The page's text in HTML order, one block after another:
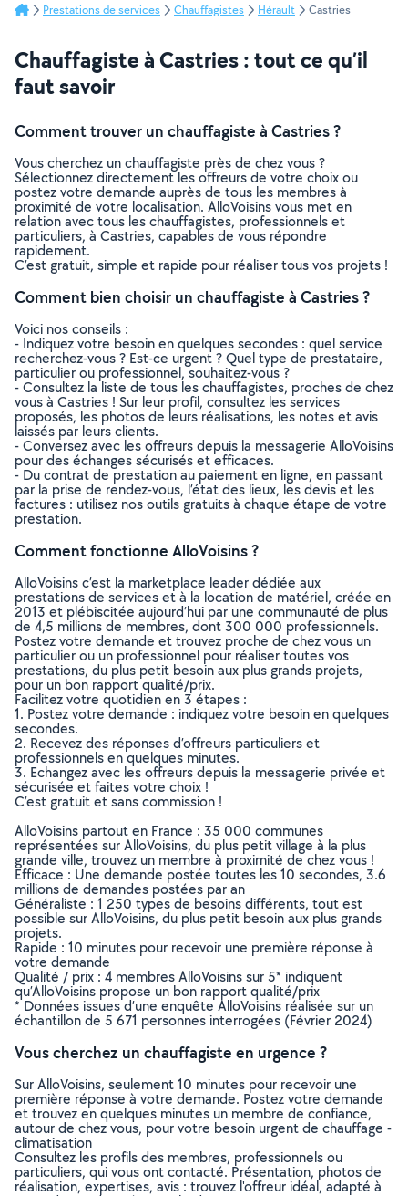
Prestations de services Chauffagistes Hérault Castries
Chauffagiste à Castries : tout ce qu’il
faut savoir
Comment trouver un chauffagiste à Castries ?
Vous cherchez un chauffagiste près de chez vous ?
Sélectionnez directement les offreurs de votre choix ou
postez votre demande auprès de tous les membres à
proximité de votre localisation. AlloVoisins vous met en
relation avec tous les chauffagistes, professionnels et
particuliers, à Castries, capables de vous répondre
rapidement.
C’est gratuit, simple et rapide pour réaliser tous vos projets !
Comment bien choisir un chauffagiste à Castries ?
Voici nos conseils :
- Indiquez votre besoin en quelques secondes : quel service
recherchez-vous ? Est-ce urgent ? Quel type de prestataire,
particulier ou professionnel, souhaitez-vous ?
- Consultez la liste de tous les chauffagistes, proches de chez
vous à Castries ! Sur leur profil, consultez les services
proposés, les photos de leurs réalisations, les notes et avis
laissés par leurs clients.
- Conversez avec les offreurs depuis la messagerie AlloVoisins
pour des échanges sécurisés et efficaces.
- Du contrat de prestation au paiement en ligne, en passant
par la prise de rendez-vous, l’état des lieux, les devis et les
factures : utilisez nos outils gratuits à chaque étape de votre
prestation.
Comment fonctionne AlloVoisins ?
AlloVoisins c’est la marketplace leader dédiée aux
prestations de services et à la location de matériel, créée en
2013 et plébiscitée aujourd’hui par une communauté de plus
de 4,5 millions de membres, dont 300 000 professionnels.
Postez votre demande et trouvez proche de chez vous un
particulier ou un professionnel pour réaliser toutes vos
prestations, du plus petit besoin aux plus grands projets,
pour un bon rapport qualité/prix.
Facilitez votre quotidien en 3 étapes :
1. Postez votre demande : indiquez votre besoin en quelques
secondes.
2. Recevez des réponses d’offreurs particuliers et
professionnels en quelques minutes.
3. Echangez avec les offreurs depuis la messagerie privée et
sécurisée et faites votre choix !
C’est gratuit et sans commission !
AlloVoisins partout en France : 35 000 communes
représentées sur AlloVoisins, du plus petit village à la plus
grande ville, trouvez un membre à proximité de chez vous !
Efficace : Une demande postée toutes les 10 secondes, 3.6
millions de demandes postées par an
Généraliste : 1 250 types de besoins différents, tout est
possible sur AlloVoisins, du plus petit besoin aux plus grands
projets.
Rapide : 10 minutes pour recevoir une première réponse à
votre demande
Qualité / prix : 4 membres AlloVoisins sur 5* indiquent
qu’AlloVoisins propose un bon rapport qualité/prix
* Données issues d’une enquête AlloVoisins réalisée sur un
échantillon de 5 671 personnes interrogées (Février 2024)
Vous cherchez un chauffagiste en urgence ?
Sur AlloVoisins, seulement 10 minutes pour recevoir une
première réponse à votre demande. Postez votre demande
et trouvez en quelques minutes un membre de confiance,
autour de chez vous, pour votre besoin urgent de chauffage -
climatisation
Consultez les profils des membres, professionnels ou
particuliers, qui vous ont contacté. Présentation, photos de
réalisation, expertises, avis : trouvez l'offreur idéal, adapté à